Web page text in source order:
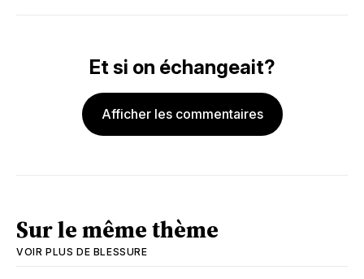
Et si on échangeait?
Afficher les commentaires
Sur le même thème
VOIR PLUS DE BLESSURE